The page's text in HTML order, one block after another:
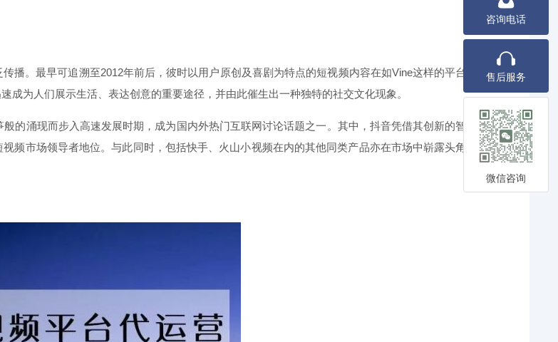
播。最早可追溯至2012年前后，彼时以用户原创及喜剧为特点的短视频内容在如Vine这样的平台上
为人们展示生活、表达创意的重要途径，并由此催生出一种独特的社交文化现象。
的涌现而步入高速发展时期，成为国内外热门互联网讨论话题之一。其中，抖音凭借其创新的智能
频市场领导者地位。与此同时，包括快手、火山小视频在内的其他同类产品亦在市场中崭露头角，
咨询电话
售后服务
微信咨询